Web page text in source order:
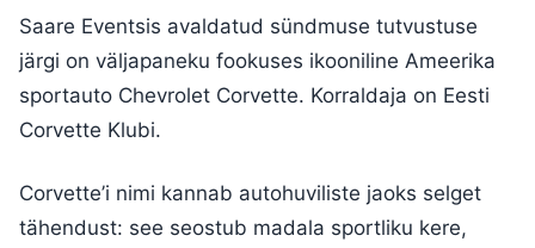
Saare Eventsis avaldatud sündmuse tutvustuse
järgi on väljapaneku fookuses ikooniline Ameerika
sportauto Chevrolet Corvette. Korraldaja on Eesti
Corvette Klubi.
Corvette’i nimi kannab autohuviliste jaoks selget
tähendust: see seostub madala sportliku kere,